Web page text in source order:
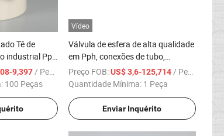
Tê de
industrial Pph
9,397 / Peça
100 Peças
Vídeo
Válvula de esfera de alta qualidade
em Pph, conexões de tubo,
soldagem plástica, materiais
brutos importados
Preço FOB:US$ 3,6-125,714 / Peça
Quantidade Mínima: 1 Peça
Enviar Inquérito